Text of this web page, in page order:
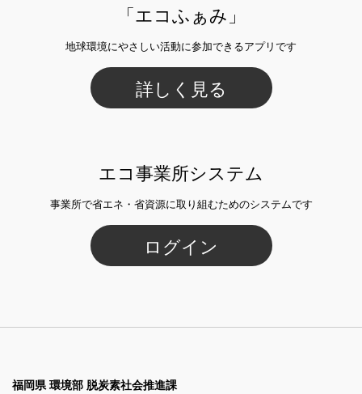
「エコふぁみ」
地球環境にやさしい活動に参加できるアプリです
詳しく見る
エコ事業所システム
事業所で省エネ・省資源に取り組むためのシステムです
ログイン
福岡県 環境部 脱炭素社会推進課